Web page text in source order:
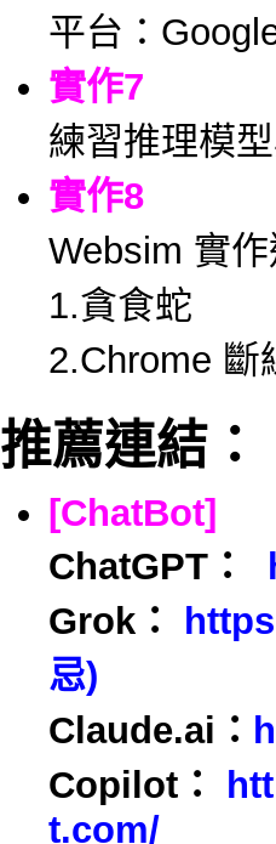
平台：
實作7
練習推理模
實作8
Websim 實
1.貪食蛇
2.Chrome 斷
推薦連結：
[ChatBot]
ChatGPT：
Grok：
忌)
Claude.ai：
Copilot：
t.com/